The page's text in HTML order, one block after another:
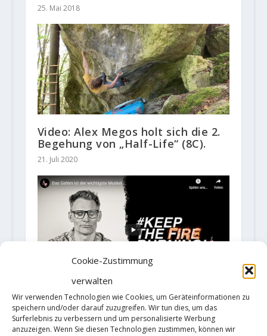
Cookie-Zustimmung
verwalten
Wir verwenden Technologien wie Cookies, um Geräteinformationen zu
speichern und/oder darauf zuzugreifen. Wir tun dies, um das
Surferlebnis zu verbessern und um personalisierte Werbung
anzuzeigen. Wenn Sie diesen Technologien zustimmen, können wir
25. Mai 2018
Video: Alex Megos holt sich die 2.
Begehung von „Half-Life“ (8C).
21. Juli 2020
Hannes Huch: Trainingsserie -Das
Gehirn ist der wichtigste Muskel
beim Klettern